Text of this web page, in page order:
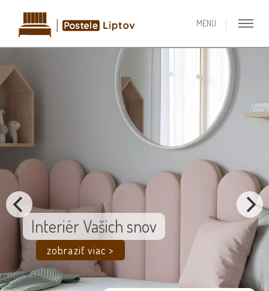
Interiér Vašich snov
zobraziť viac >